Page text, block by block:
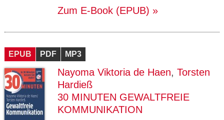
Zum E-Book (EPUB)
EPUB PDF MP3
Nayoma Viktoria de Haen, Torsten
Hardieß
30 MINUTEN GEWALTFREIE
KOMMUNIKATION